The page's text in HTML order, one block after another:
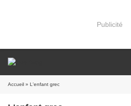
Publicité
Accueil » L'enfant grec